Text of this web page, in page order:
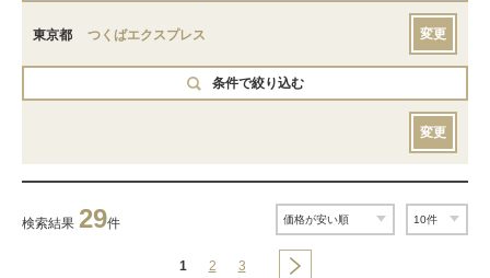
東京都 つくばエクスプレス 変更
条件で絞り込む
変更
検索結果 29件
1 2 3